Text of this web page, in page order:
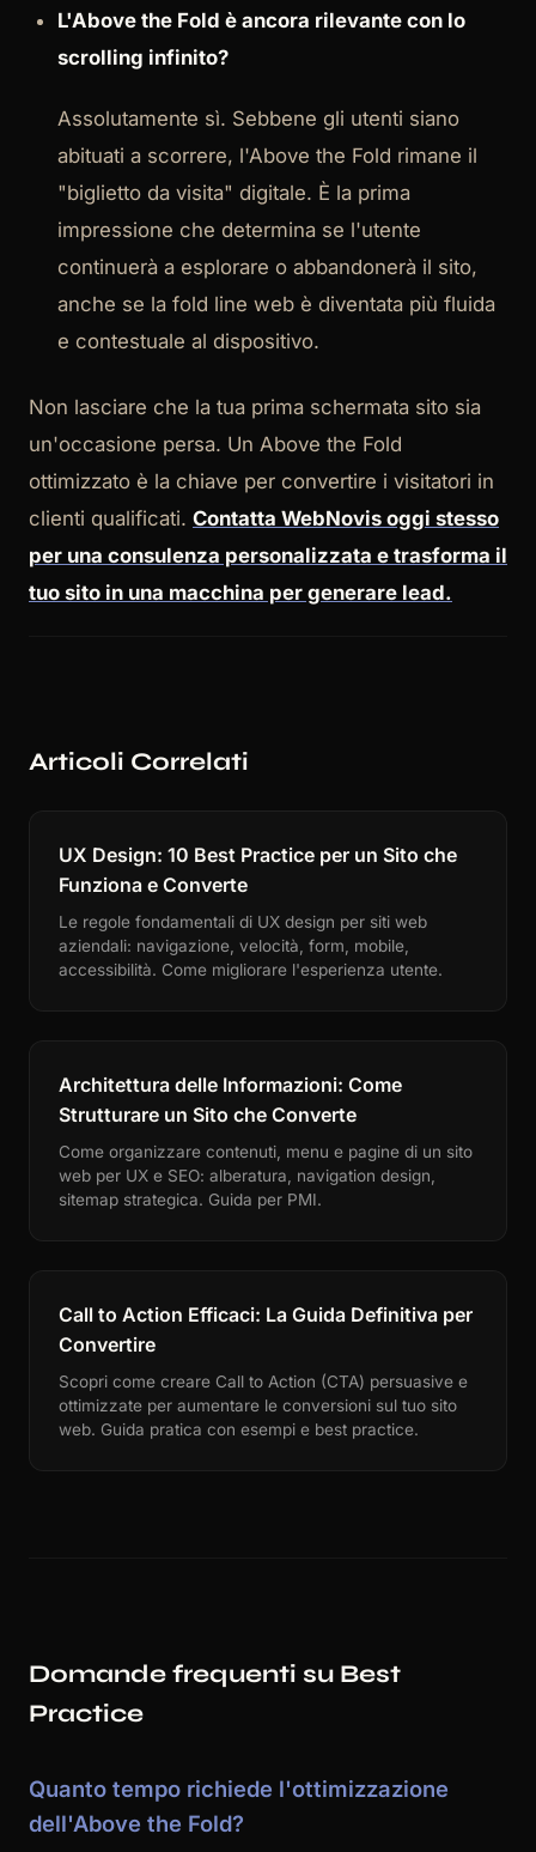
L'Above the Fold è ancora rilevante con lo
scrolling infinito?
Assolutamente sì. Sebbene gli utenti siano
abituati a scorrere, l'Above the Fold rimane il
"biglietto da visita" digitale. È la prima
impressione che determina se l'utente
continuerà a esplorare o abbandonerà il sito,
anche se la fold line web è diventata più fluida
e contestuale al dispositivo.
Non lasciare che la tua prima schermata sito sia
un'occasione persa. Un Above the Fold
ottimizzato è la chiave per convertire i visitatori in
clienti qualificati. Contatta WebNovis oggi stesso
per una consulenza personalizzata e trasforma il
tuo sito in una macchina per generare lead.
Articoli Correlati
UX Design: 10 Best Practice per un Sito che
Funziona e Converte
Le regole fondamentali di UX design per siti web
aziendali: navigazione, velocità, form, mobile,
accessibilità. Come migliorare l'esperienza utente.
Architettura delle Informazioni: Come
Strutturare un Sito che Converte
Come organizzare contenuti, menu e pagine di un sito
web per UX e SEO: alberatura, navigation design,
sitemap strategica. Guida per PMI.
Call to Action Efficaci: La Guida Definitiva per
Convertire
Scopri come creare Call to Action (CTA) persuasive e
ottimizzate per aumentare le conversioni sul tuo sito
web. Guida pratica con esempi e best practice.
Domande frequenti su Best
Practice
Quanto tempo richiede l'ottimizzazione
dell'Above the Fold?